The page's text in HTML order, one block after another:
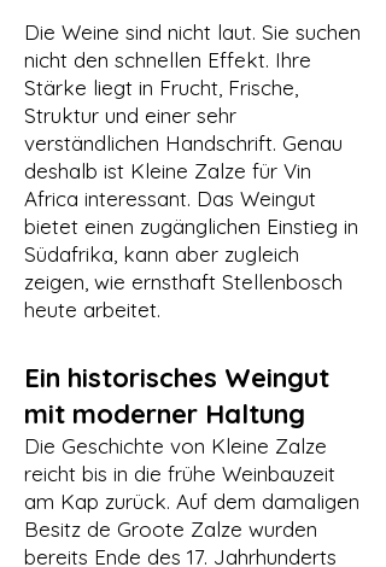
Die Weine sind nicht laut. Sie suchen
nicht den schnellen Effekt. Ihre
Stärke liegt in Frucht, Frische,
Struktur und einer sehr
verständlichen Handschrift. Genau
deshalb ist Kleine Zalze für Vin
Africa interessant. Das Weingut
bietet einen zugänglichen Einstieg in
Südafrika, kann aber zugleich
zeigen, wie ernsthaft Stellenbosch
heute arbeitet.
Ein historisches Weingut
mit moderner Haltung
Die Geschichte von Kleine Zalze
reicht bis in die frühe Weinbauzeit
am Kap zurück. Auf dem damaligen
Besitz de Groote Zalze wurden
bereits Ende des 17. Jahrhunderts